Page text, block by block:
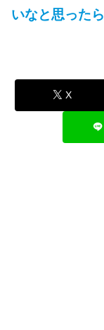
いなと思った
X